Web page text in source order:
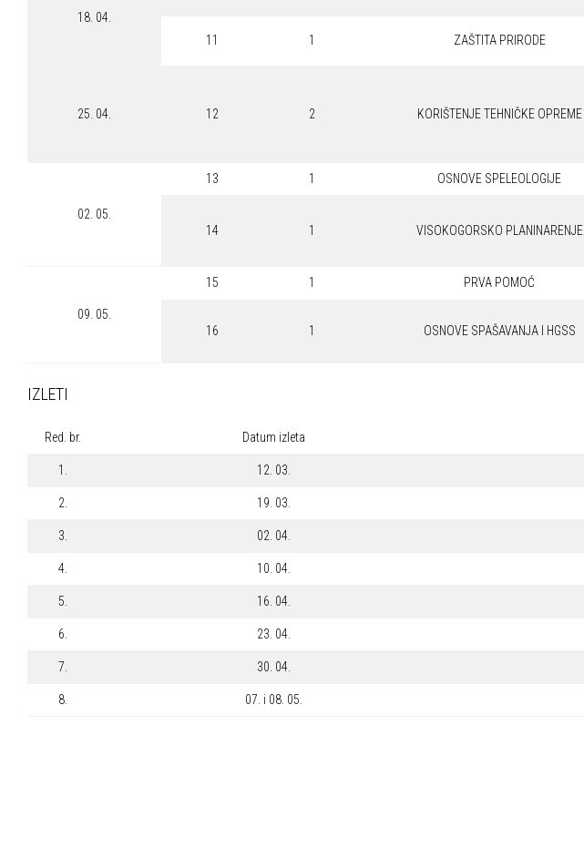
18. 04.
11 1 ZAŠTITA PRIRODE
25. 04. 12 2 KORIŠTENJE TEHNIČKE OPREME
02. 05.
13 1 OSNOVE SPELEOLOGIJE
14 1 VISOKOGORSKO PLANINARENJE
09. 05.
15 1 PRVA POMOĆ
16 1 OSNOVE SPAŠAVANJA I HGSS
IZLETI
Red. br. Datum izleta
1. 12. 03.
2. 19. 03.
3. 02. 04.
4. 10. 04.
5. 16. 04.
6. 23. 04.
7. 30. 04.
8. 07. i 08. 05.